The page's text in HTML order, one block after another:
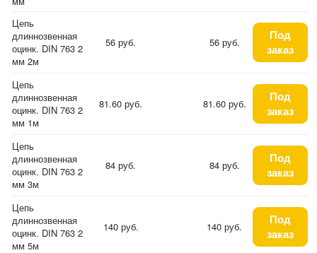
Цепь
длиннозвенная
оцинк. DIN 763 2
мм 2м
56 руб. 56 руб.
Под
заказ
Цепь
длиннозвенная
оцинк. DIN 763 2
мм 1м
81.60 руб. 81.60 руб.
Под
заказ
Цепь
длиннозвенная
оцинк. DIN 763 2
мм 3м
84 руб. 84 руб.
Под
заказ
Цепь
длиннозвенная
оцинк. DIN 763 2
мм 5м
140 руб. 140 руб.
Под
заказ